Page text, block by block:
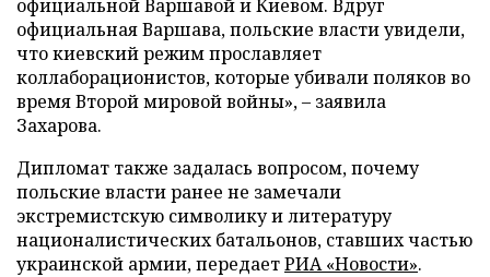
официальной Варшавой и Киевом. Вдруг
официальная Варшава, польские власти увидели,
что киевский режим прославляет
коллаборационистов, которые убивали поляков во
время Второй мировой войны», – заявила
Захарова.
Дипломат также задалась вопросом, почему
польские власти ранее не замечали
экстремистскую символику и литературу
националистических батальонов, ставших частью
украинской армии, передаетРИА «Новости».